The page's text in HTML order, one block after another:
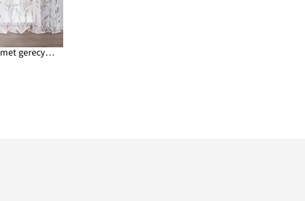
Transparant gordijn met gerecycled polyester (1 stuk)